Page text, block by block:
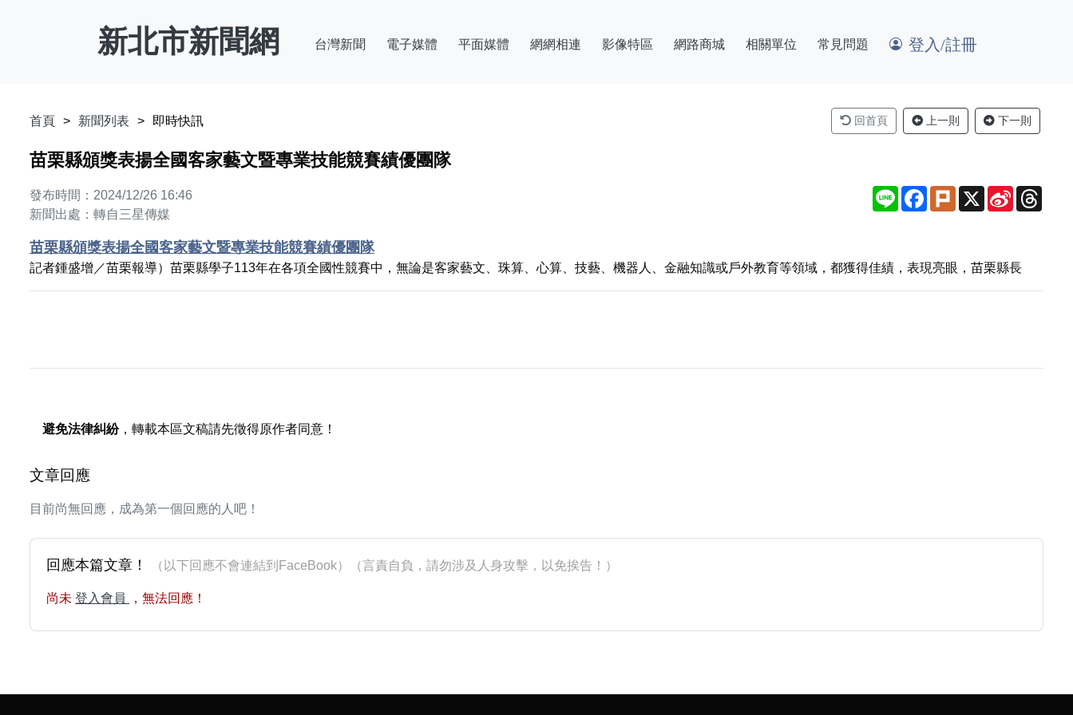
新北市新聞網 台灣新聞 電子媒體 平面媒體 網網相連 影像特區 網路商城 相關單位 常見問題 登入/註冊
首頁 新聞列表 即時快訊 回首頁 上一則 下一則
苗栗縣頒獎表揚全國客家藝文暨專業技能競賽績優團隊
發布時間：2024/12/26 16:46
新聞出處：轉自三星傳媒
Line Facebook
Plurk X
Sina
Weibo
苗栗縣頒獎表揚全國客家藝文暨專業技能競賽績優團隊
記者鍾盛增／苗栗報導）苗栗縣學子113年在各項全國性競賽中，無論是客家藝文、珠算、心算、技藝、機器人、金融知識或戶外教育等領域，都獲得佳績，表現亮眼，苗栗縣長
避免法律糾紛，轉載本區文稿請先徵得原作者同意！
文章回應
目前尚無回應，成為第一個回應的人吧！
回應本篇文章！ （以下回應不會連結到FaceBook）（言責自負，請勿涉及人身攻擊，以免挨告！）
尚未 登入會員 ，無法回應！